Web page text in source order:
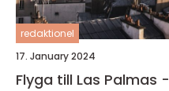
redaktionel
17. January 2024
Flyga till Las Palmas